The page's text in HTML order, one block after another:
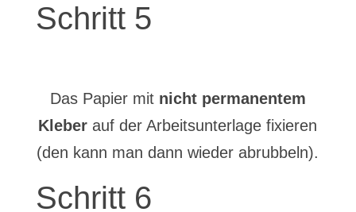
Schritt 5
Das Papier mit nicht permanentem
Kleber auf der Arbeitsunterlage fixieren
(den kann man dann wieder abrubbeln).
Schritt 6